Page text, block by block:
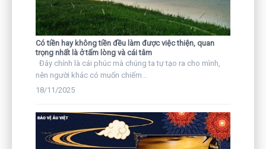
Có tiền hay không tiền đều làm được việc thiện, quan
trọng nhất là ở tấm lòng và cái tâm
Đây chính là cái phúc mà chúng ta tự tạo ra cho mình,
nên người khác có muốn chiếm...
18/11/2025